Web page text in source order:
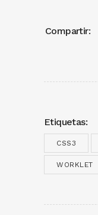
Compartir:
Etiquetas:
CSS3
WORKLET